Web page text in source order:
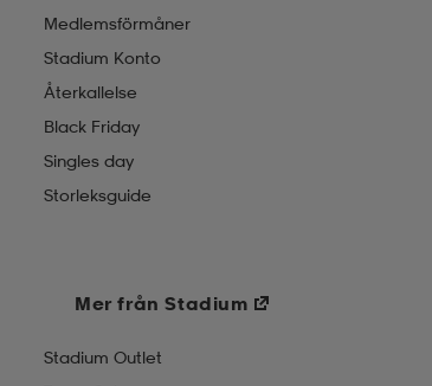
Medlemsförmåner
Stadium Konto
Återkallelse
Black Friday
Singles day
Storleksguide
Mer från Stadium
Stadium Outlet